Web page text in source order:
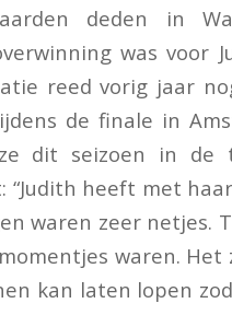
deden in
was voor
reed vorig jaar
de finale in
dit seizoen in de
“Judith heeft met
waren zeer netjes.
waren. Het
kan laten lopen